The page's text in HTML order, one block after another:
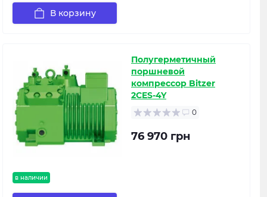
В корзину
в наличии
Полугерметичный
поршневой
компрессор Bitzer
2CES-4Y
0
76 970 грн